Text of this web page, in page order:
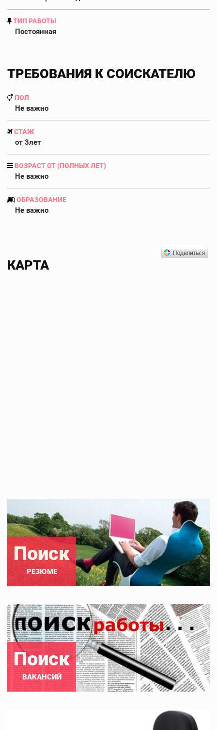
ТИП РАБОТЫ
Постоянная
ТРЕБОВАНИЯ К СОИСКАТЕЛЮ
ПОЛ
Не важно
СТАЖ
от 3лет
ВОЗРАСТ ОТ (ПОЛНЫХ ЛЕТ)
Не важно
ОБРАЗОВАНИЕ
Не важно
КАРТА
Поиск
РЕЗЮМЕ
Поиск
ВАКАНСИЙ